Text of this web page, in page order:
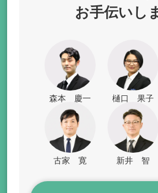
お手伝いし
森本 慶一 樋口 果子
古家 寛 新井 智